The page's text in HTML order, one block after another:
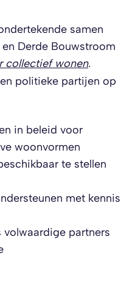
samen
Derde Bouwstroom
collectief wonen.
politieke partijen op
in beleid voor
woonvormen
te stellen
met kennis
volwaardige partners